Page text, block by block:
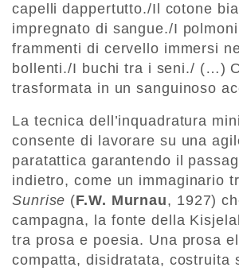
capelli dappertutto./Il cotone
impregnato di sangue./I
frammenti di cervello immersi
bollenti./I buchi tra i seni./ (…)
trasformata in un sanguinoso
La tecnica dell’inquadratura
consente di lavorare su una
paratattica garantendo il
indietro, come un immaginario
Sunrise (F.W. Murnau, 1927)
campagna, la fonte della
tra prosa e poesia. Una prosa
compatta, disidratata, costruita